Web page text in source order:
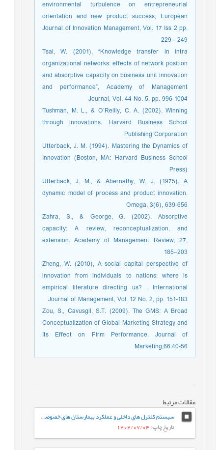
environmental turbulence on entrepreneurial
orientation and new product success, European
Journal of Innovation Management, Vol. 17 Iss 2 pp.
229 - 249
Tsai, W. (2001), “Knowledge transfer in intra
organizational networks: effects of network position
and absorptive capacity on business unit innovation
and performance”, Academy of Management
Journal, Vol. 44 No. 5, pp. 996-1004
Tushman, M. L., & O’Reilly, C. A. (2002). Winning
through innovations. Harvard Business School
Publishing Corporation
Utterback, J. M. (1994). Mastering the Dynamics of
Innovation (Boston, MA: Harvard Business School
Press)
Utterback, J. M., & Abernathy, W. J. (1975). A
dynamic model of process and product innovation.
Omega, 3(6), 639-656
Zahra, S., & George, G. (2002). Absorptive
capacity: A review, reconceptualization, and
extension. Academy of Management Review, 27,
185–203
Zheng, W. (2010), A social capital perspective of
innovation from individuals to nations: where is
empirical literature directing us? , International
Journal of Management, Vol. 12 No. 2, pp. 151-183
Zou, S., Cavusgil, S.T. (2009). The GMS: A Broad
Conceptualization of Global Marketing Strategy and
Its Effect on Firm Performance. Journal of
Marketing,66:40-56
مقالات مرتبط
سیستم کنترل های داخلی و عملکرد بیمارستان های خصوصی: نوآوری، مدیریت سود و رهبری تحول آفرین
تاریخ چاپ: 1404/07/04